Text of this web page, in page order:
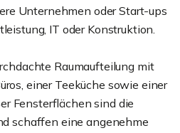
Unternehmen oder Start-ups
IT oder Konstruktion.
Raumaufteilung mit
einer Teeküche sowie einer
Fensterflächen sind die
schaffen eine angenehme